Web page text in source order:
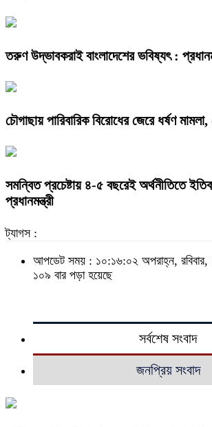
তরুণ উদ্ভাবকরাই বাংলাদেশের ভবিষ্যৎ :
চৌগাছায় পারিবারিক বিরোধের জেরে ধর্ষণ
সমন্বিত প্রচেষ্টায় ৪-৫ বছরেই অর্থনীতিতে
প্রধানমন্ত্রী
ট্যাগস :
আপডেট সময় : ১০:১৬:০২ অপরাহ্ন, রবিবার,
১০৯ বার পড়া হয়েছে
সর্বশেষ সংবাদ
জনপ্রিয় সংবাদ